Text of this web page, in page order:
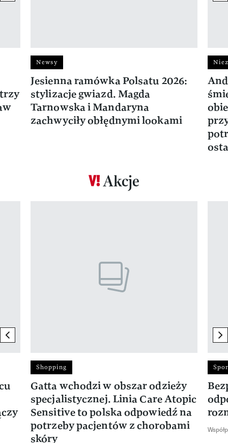
Newsy
Jesienna ramówka Polsatu 2026:
stylizacje gwiazd. Magda
Tarnowska i Mandaryna
zachwyciły obłędnymi lookami
Akcje
previous element
Shopping
Gatta wchodzi w obszar odzieży
specjalistycznej. Linia Care Atopic
Sensitive to polska odpowiedź na
potrzeby pacjentów z chorobami
skóry